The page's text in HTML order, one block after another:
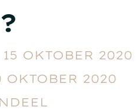
15 OKTOBER 2020
OKTOBER 2020